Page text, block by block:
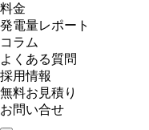
料金
発電量レポート
コラム
よくある質問
採用情報
無料お見積り
お問い合せ